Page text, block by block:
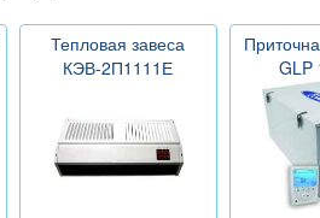
Тепловая завеса
КЭВ-2П1111Е
GLP